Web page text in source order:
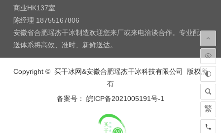
商业HK137室
陈经理 18755167806
安徽省合肥瑶杰干冰制造欢迎您来厂或来电洽谈合作。专业配
送体系将高效、准时、新鲜送达。
Copyright © 买干冰网&安徽合肥瑶杰干冰科技有限公司 版权所
有
备案号： 皖ICP备2021005191号-1
繁